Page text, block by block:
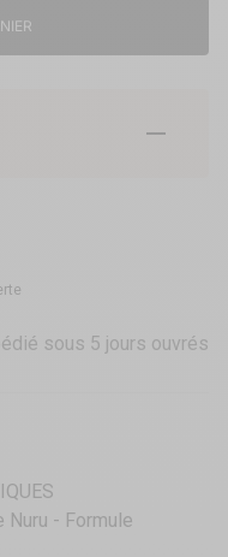
sous 5 jours ouvrés
Nuru - Formule